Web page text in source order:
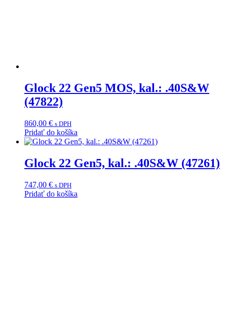
Glock 22 Gen5 MOS, kal.: .40S&W
(47822)
860,00 € s DPH
Pridať do košíka
Glock 22 Gen5, kal.: .40S&W (47261)
747,00 € s DPH
Pridať do košíka